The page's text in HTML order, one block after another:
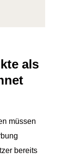
als
müssen
bereits